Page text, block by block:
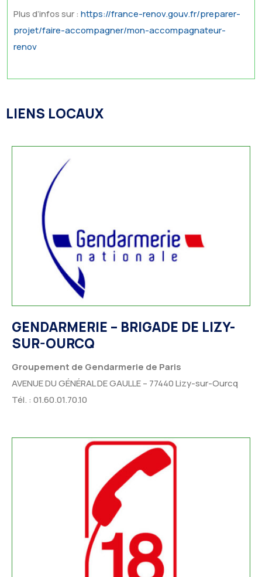
Plus d’infos sur : https://france-renov.gouv.fr/preparer-
projet/faire-accompagner/mon-accompagnateur-
renov
LIENS LOCAUX
GENDARMERIE – BRIGADE DE LIZY-
SUR-OURCQ
Groupement de Gendarmerie de Paris
AVENUE DU GÉNÉRAL DE GAULLE – 77440 Lizy-sur-Ourcq
Tél. : 01.60.01.70.10